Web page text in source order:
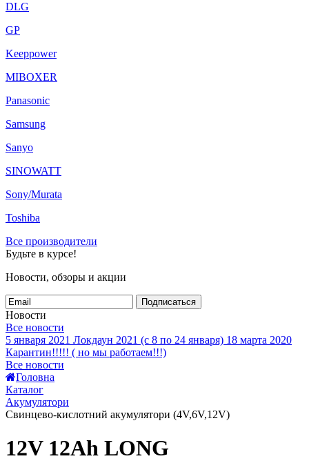
DLG
GP
Keeppower
MIBOXER
Panasonic
Samsung
Sanyo
SINOWATT
Sony/Murata
Toshiba
Все производители
Будьте в курсе!
Новости, обзоры и акции
Подписаться
Новости
Все новости
5 января 2021 Локдаун 2021 (с 8 по 24 января) 18 марта 2020
Карантин!!!!! ( но мы работаем!!!)
Все новости
Головна
Каталог
Акумулятори
Свинцево-кислотний акумулятори (4V,6V,12V)
12V 12Ah LONG